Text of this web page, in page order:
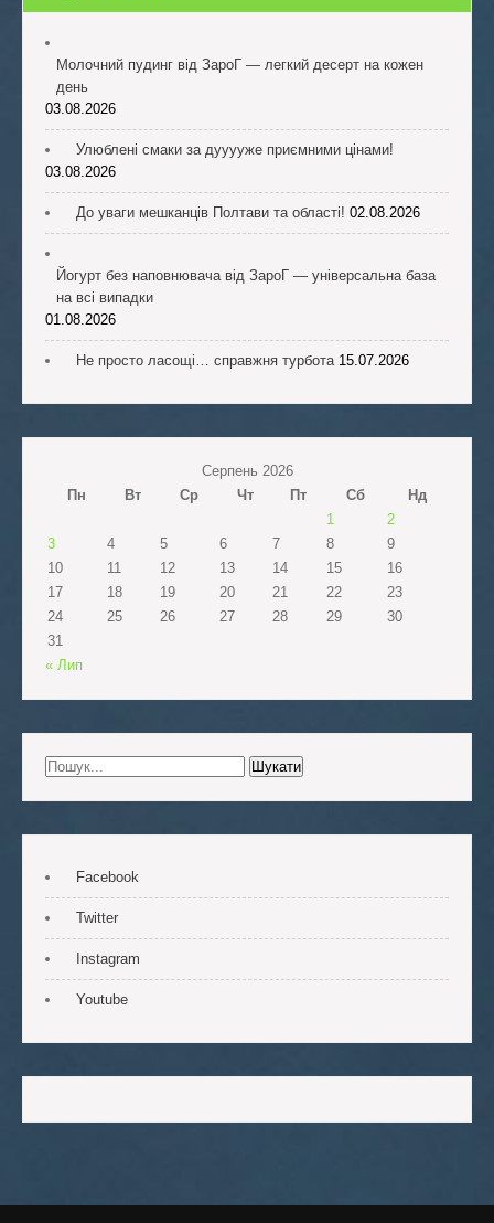
Молочний пудинг від ЗароГ — легкий десерт на кожен
день
03.08.2026
Улюблені смаки за дууууже приємними цінами!
03.08.2026
До уваги мешканців Полтави та області! 02.08.2026
Йогурт без наповнювача від ЗароГ — універсальна база
на всі випадки
01.08.2026
Не просто ласощі… справжня турбота 15.07.2026
Серпень 2026
Пн
Вт Ср Чт Пт Сб
Нд
1
2
3
4 5 6 7 8
9
10
11 12 13 14 15
16
17
18 19 20 21 22
23
24
25 26 27 28 29
30
31
« Лип
Facebook
Twitter
Instagram
Youtube